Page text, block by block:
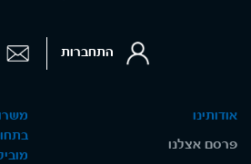
אודותינו
פרסם אצלנו